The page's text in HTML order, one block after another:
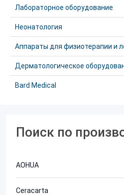
Лабораторное оборудование
Неонатология
Аппараты для физиотерапии и
Дерматологическое
Bard Medical
Поиск по
AOHUA
Ceracarta